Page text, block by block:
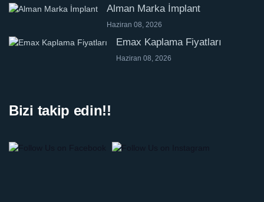
Alman Marka İmplant
Haziran 08, 2026
Emax Kaplama Fiyatları
Haziran 08, 2026
Bizi takip edin!!